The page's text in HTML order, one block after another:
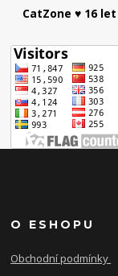
CatZone ♥ 16
O ESHOPU
Obchodní podmínky